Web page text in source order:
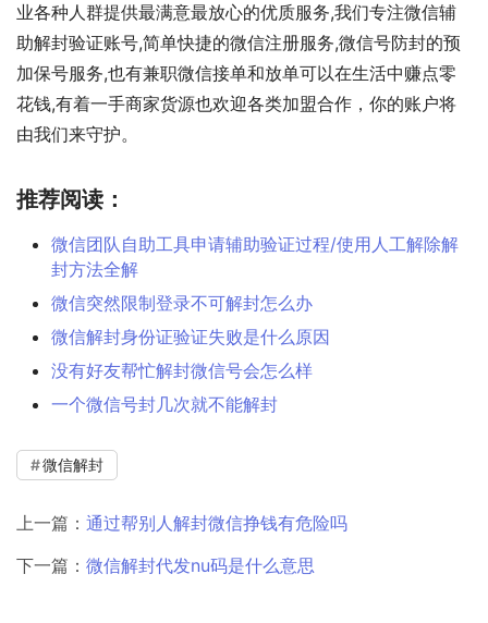
业各种人群提供最满意最放心的优质服务,我们专注微信辅
助解封验证账号,简单快捷的微信注册服务,微信号防封的预
加保号服务,也有兼职微信接单和放单可以在生活中赚点零
花钱,有着一手商家货源也欢迎各类加盟合作，你的账户将
由我们来守护。
推荐阅读：
微信团队自助工具申请辅助验证过程/使用人工解除解
封方法全解
微信突然限制登录不可解封怎么办
微信解封身份证验证失败是什么原因
没有好友帮忙解封微信号会怎么样
一个微信号封几次就不能解封
微信解封
上一篇： 通过帮别人解封微信挣钱有危险吗
下一篇： 微信解封代发nu码是什么意思